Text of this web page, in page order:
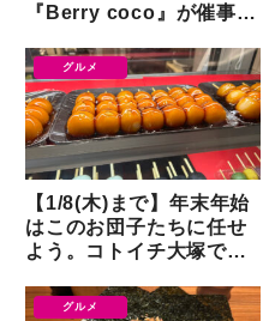
『Berry coco』が催事出
グルメ
【1/8(木)まで】年末年始
はこのお団子たちに任せ
よう。コトイチ大塚で
る
グルメ